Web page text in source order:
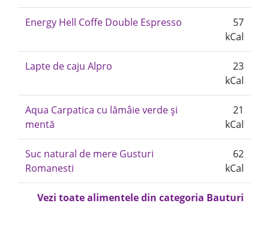
Energy Hell Coffe Double Espresso
57
kCal
Lapte de caju Alpro
23
kCal
Aqua Carpatica cu lămâie verde și
mentă
21
kCal
Suc natural de mere Gusturi
Romanesti
62
kCal
Vezi toate alimentele din categoria Bauturi